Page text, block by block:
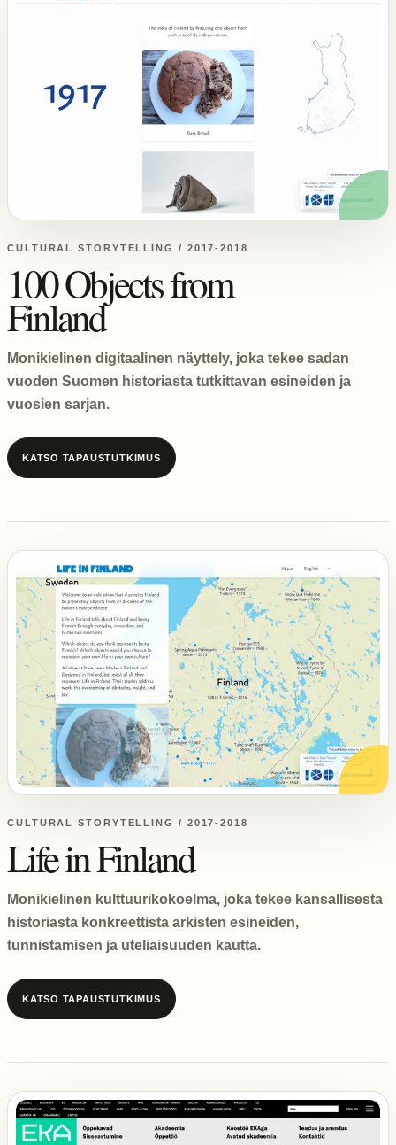
CULTURAL STORYTELLING / 2017-2018
100 Objects from
Finland
Monikielinen digitaalinen näyttely, joka tekee sadan
vuoden Suomen historiasta tutkittavan esineiden ja
vuosien sarjan.
KATSO TAPAUSTUTKIMUS
CULTURAL STORYTELLING / 2017-2018
Life in Finland
Monikielinen kulttuurikokoelma, joka tekee kansallisesta
historiasta konkreettista arkisten esineiden,
tunnistamisen ja uteliaisuuden kautta.
KATSO TAPAUSTUTKIMUS